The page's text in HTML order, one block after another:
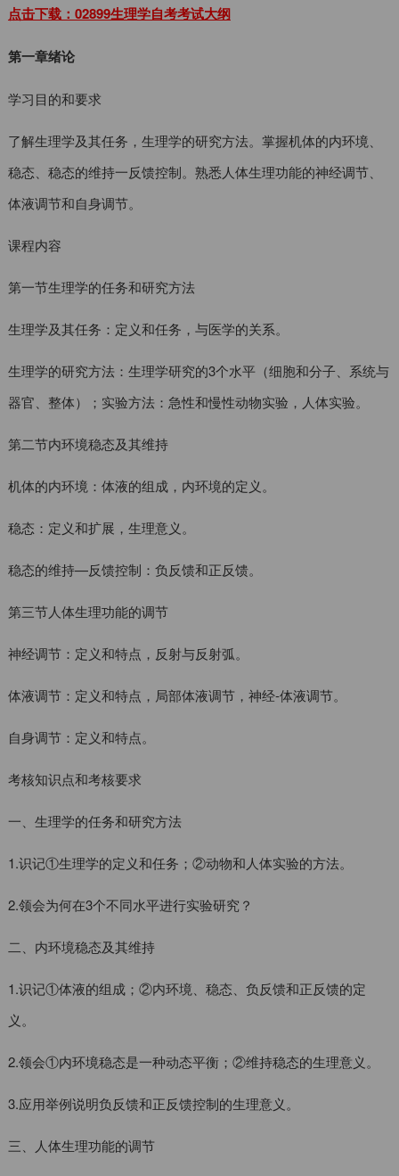
点击下载：02899生理学自考考试大纲
第一章绪论
学习目的和要求
了解生理学及其任务，生理学的研究方法。掌握机体的内环境、
稳态、稳态的维持一反馈控制。熟悉人体生理功能的神经调节、
体液调节和自身调节。
课程内容
第一节生理学的任务和研究方法
生理学及其任务：定义和任务，与医学的关系。
生理学的研究方法：生理学研究的3个水平（细胞和分子、系统与
器官、整体）；实验方法：急性和慢性动物实验，人体实验。
第二节内环境稳态及其维持
机体的内环境：体液的组成，内环境的定义。
稳态：定义和扩展，生理意义。
稳态的维持—反馈控制：负反馈和正反馈。
第三节人体生理功能的调节
神经调节：定义和特点，反射与反射弧。
体液调节：定义和特点，局部体液调节，神经-体液调节。
自身调节：定义和特点。
考核知识点和考核要求
一、生理学的任务和研究方法
1.识记①生理学的定义和任务；②动物和人体实验的方法。
2.领会为何在3个不同水平进行实验研究？
二、内环境稳态及其维持
1.识记①体液的组成；②内环境、稳态、负反馈和正反馈的定
义。
2.领会①内环境稳态是一种动态平衡；②维持稳态的生理意义。
3.应用举例说明负反馈和正反馈控制的生理意义。
三、人体生理功能的调节